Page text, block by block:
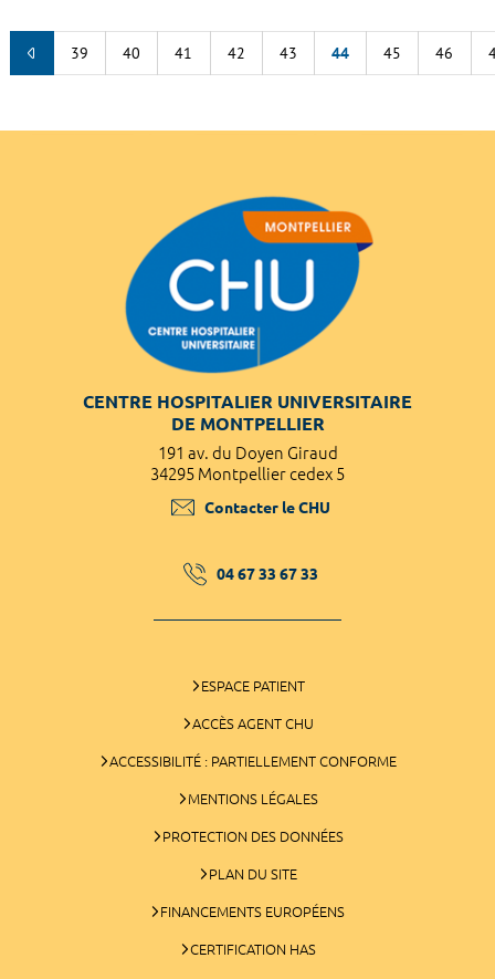
39 40 41 42 43 44 45 46
CENTRE HOSPITALIER UNIVERSITAIRE
DE MONTPELLIER
191 av. du Doyen Giraud
34295 Montpellier cedex 5
Contacter le CHU
04 67 33 67 33
ESPACE PATIENT
ACCÈS AGENT CHU
ACCESSIBILITÉ : PARTIELLEMENT CONFORME
MENTIONS LÉGALES
PROTECTION DES DONNÉES
PLAN DU SITE
FINANCEMENTS EUROPÉENS
CERTIFICATION HAS